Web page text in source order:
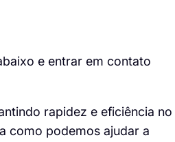
e entrar em contato
rapidez e eficiência no
como podemos ajudar a